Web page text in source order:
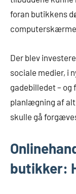
foran butikkens
Der blev
sociale medier, i
gadebilledet –
planlægning af
skulle gå
butikker: